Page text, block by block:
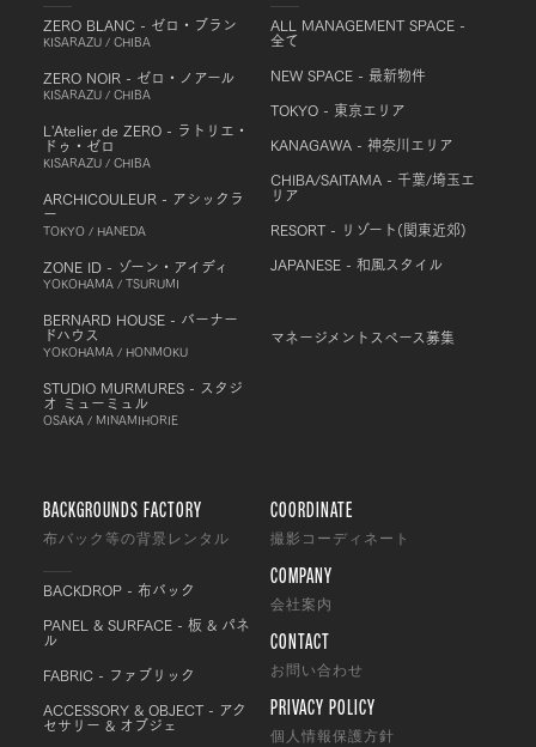
ZERO BLANC - ゼロ・ブラン
KISARAZU / CHIBA
ZERO NOIR - ゼロ・ノアール
KISARAZU / CHIBA
L'Atelier de ZERO - ラトリエ・
ドゥ・ゼロ
KISARAZU / CHIBA
ARCHICOULEUR - アシックラ
ー
TOKYO / HANEDA
ZONE ID - ゾーン・アイディ
YOKOHAMA / TSURUMI
BERNARD HOUSE - バーナー
ドハウス
YOKOHAMA / HONMOKU
STUDIO MURMURES - スタジ
オ ミューミュル
OSAKA / MINAMIHORIE
ALL MANAGEMENT SPACE -
全て
NEW SPACE - 最新物件
TOKYO - 東京エリア
KANAGAWA - 神奈川エリア
CHIBA/SAITAMA - 千葉/埼玉エ
リア
RESORT - リゾート(関東近郊)
JAPANESE - 和風スタイル
マネージメントスペース募集
BACKGROUNDS FACTORY
布バック等の背景レンタル
BACKDROP - 布バック
PANEL & SURFACE - 板 & パネ
ル
FABRIC - ファブリック
ACCESSORY & OBJECT - アク
セサリー & オブジェ
COORDINATE
撮影コーディネート
COMPANY
会社案内
CONTACT
お問い合わせ
PRIVACY POLICY
個人情報保護方針